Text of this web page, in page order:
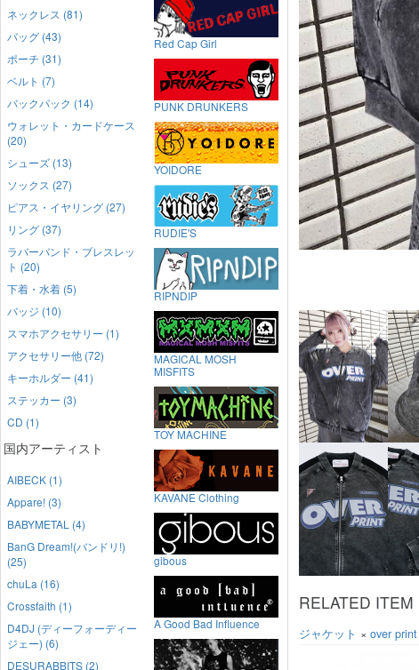
RELATED ITEM
ジャケット × over print
ネックレス (81)
バッグ (43)
ポーチ (31)
ベルト (7)
バックパック (14)
ウォレット・カードケース
(20)
シューズ (13)
ソックス (27)
ピアス・イヤリング (27)
リング (37)
ラバーバンド・ブレスレッ
ト (20)
下着・水着 (5)
バッジ (10)
スマホアクセサリー (1)
アクセサリー他 (72)
キーホルダー (41)
ステッカー (3)
CD (1)
国内アーティスト
AIBECK (1)
Appare! (3)
BABYMETAL (4)
BanG Dream!(バンドリ!)
(25)
chuLa (16)
Crossfaith (1)
D4DJ (ディーフォーディー
ジェー) (6)
DESURABBITS (2)
Red Cap Girl
PUNK DRUNKERS
YOIDORE
RUDIE'S
RIPNDIP
MAGICAL MOSH
MISFITS
TOY MACHINE
KAVANE Clothing
gibous
A Good Bad Influence